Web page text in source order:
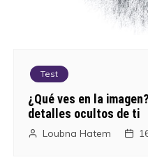
Test
¿Qué ves en la
detalles ocultos de ti
Loubna Hatem